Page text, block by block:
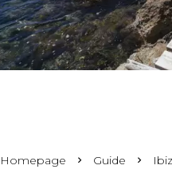
Homepage Guide